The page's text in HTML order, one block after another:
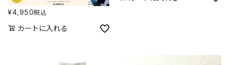
¥4,950税込
カートに入れる